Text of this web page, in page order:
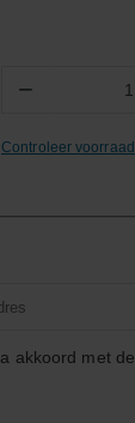
−
Controleer voorraad
akkoord met de